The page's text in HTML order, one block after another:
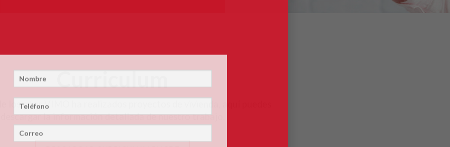
Curriculum
los años VIMO ha realizados proyectos de vivienda, aquí puedes
descargar la información detallada de nuestro trabajo.